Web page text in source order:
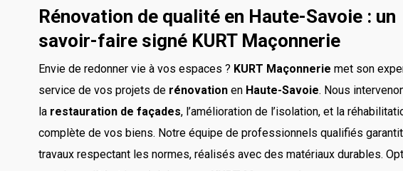
Rénovation de qualité en Haute-Savoie : un
savoir-faire signé KURT Maçonnerie
Envie de redonner vie à vos espaces ? KURT Maçonnerie met son
service de vos projets de rénovationen Haute-Savoie. Nous
la restauration de façades, l’amélioration de l’isolation, et la
complète de vos biens. Notre équipe de professionnels qualifiés
travaux respectant les normes, réalisés avec des matériaux durables.